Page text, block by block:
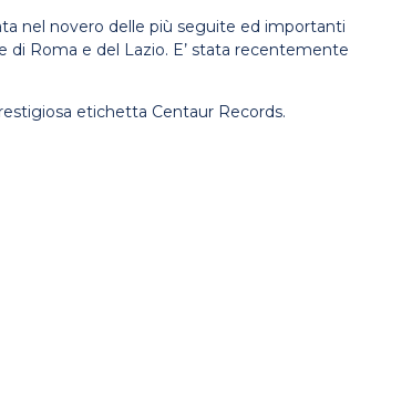
nel novero delle più seguite ed importanti
di Roma e del Lazio. E’ stata recentemente
etichetta Centaur Records.